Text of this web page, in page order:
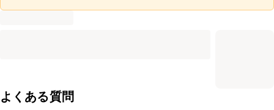
よくある質問